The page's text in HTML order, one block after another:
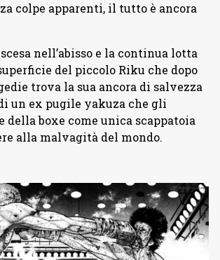
colpe apparenti, il tutto è ancora
nell’abisso e la continua lotta
del piccolo Riku che dopo
trova la sua ancora di salvezza
un ex pugile yakuza che gli
della boxe come unica scappatoia
alla malvagità del mondo.